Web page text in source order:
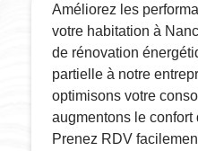
Améliorez les
votre habitation à
de rénovation
partielle à notre
optimisons votre
augmentons le confort
Prenez RDV